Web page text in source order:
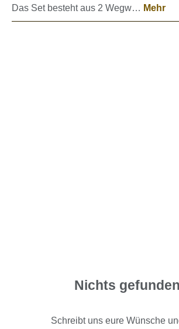
Das Set besteht aus 2 Wegw… Mehr
Nichts
Schreibt uns eure Wünsche